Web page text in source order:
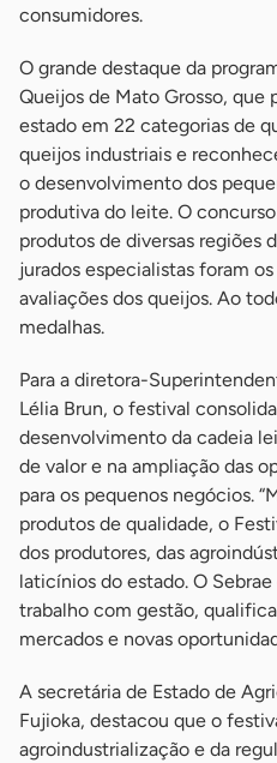
consumidores.
O grande destaque da
Queijos de Mato Grosso, que
estado em 22 categorias de
queijos industriais e
o desenvolvimento dos
produtiva do leite. O
produtos de diversas regiões
jurados especialistas foram
avaliações dos queijos. Ao
medalhas.
Para a diretora-
Lélia Brun, o festival
desenvolvimento da cadeia
de valor e na ampliação das
para os pequenos negócios.
produtos de qualidade, o
dos produtores, das
laticínios do estado. O
trabalho com gestão,
mercados e novas
A secretária de Estado de
Fujioka, destacou que o
agroindustrialização e da